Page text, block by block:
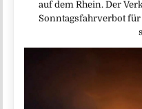
auf dem Rhein. Der
Sonntagsfahrverbot für